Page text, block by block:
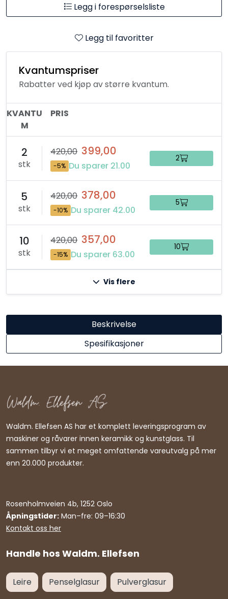
Legg i forespørselsliste
Legg til favoritter
Kvantumspriser
Rabatter ved kjøp av større kvantum.
KVANTU
M
PRIS
2
stk
420,00 399,00
-5% Du sparer 21.00
2
5
stk
420,00 378,00
-10% Du sparer 42.00
5
10
stk
420,00 357,00
-15% Du sparer 63.00
10
Vis flere
Beskrivelse
Spesifikasjoner
Handle hos Waldm. Ellefsen
Waldm. Ellefsen AS har et komplett leveringsprogram av
maskiner og råvarer innen keramikk og kunstglass. Til
sammen tilbyr vi et meget omfattende vareutvalg på mer
enn 20.000 produkter.
Rosenholmveien 4b, 1252 Oslo
Åpningstider: Man–fre: 09–16:30
Kontakt oss her
Leire Penselglasur Pulverglasur